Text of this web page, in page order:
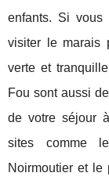
enfants. Si vous
visiter le marais
verte et
Fou sont aussi
de votre séjour
sites comme
Noirmoutier et le